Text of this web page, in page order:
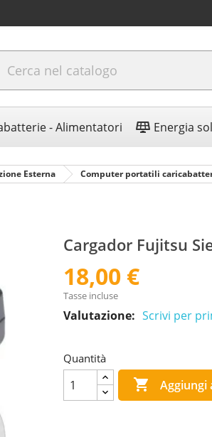
- Alimentatori Energia
Esterna Computer portatili
Cargador Fujitsu
18,00 €
Tasse incluse
Valutazione: Scrivi per
Quantità
 Aggiungi